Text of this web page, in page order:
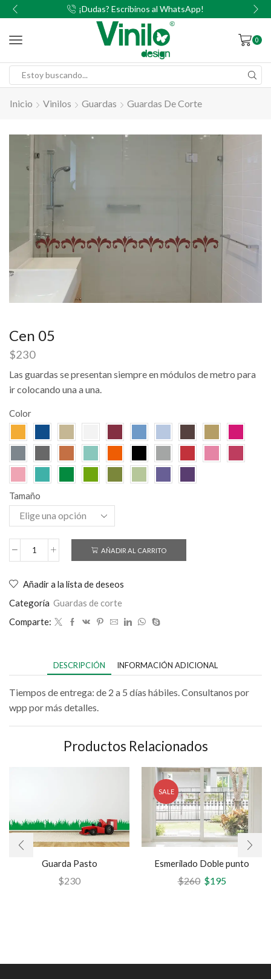
¡Dudas? Escribinos al WhatsApp!
0
Inicio Vinilos Guardas Guardas De Corte
Cen 05
$230
Las guardas se presentan siempre en módulos de metro para
ir colocando una a una.
Color
Tamaño
AÑADIR AL CARRITO
Añadir a la lista de deseos
Categoría Guardas de corte
Comparte:
DESCRIPCIÓN INFORMACIÓN ADICIONAL
Tiempos de entrega: de 2 a 5 días hábiles. Consultanos por
wpp por más detalles.
Productos Relacionados
Guarda Pasto
$230
SALE
Esmerilado Doble punto
$260 $195